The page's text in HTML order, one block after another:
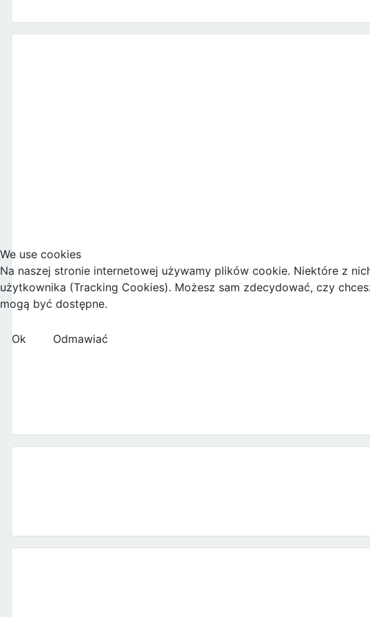
We use cookies
Na naszej stronie internetowej używamy plików cookie. Niektóre z
użytkownika (Tracking Cookies). Możesz sam zdecydować, czy
mogą być dostępne.
Ok
Odmawiać